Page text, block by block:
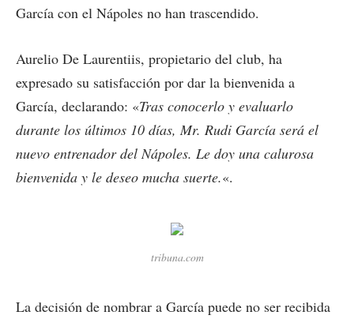
García con el Nápoles no han trascendido.
Aurelio De Laurentiis, propietario del club, ha
expresado su satisfacción por dar la bienvenida a
García, declarando: «Tras conocerlo y evaluarlo
durante los últimos 10 días, Mr. Rudi García será el
nuevo entrenador del Nápoles. Le doy una calurosa
bienvenida y le deseo mucha suerte.«.
tribuna.com
La decisión de nombrar a García puede no ser recibida